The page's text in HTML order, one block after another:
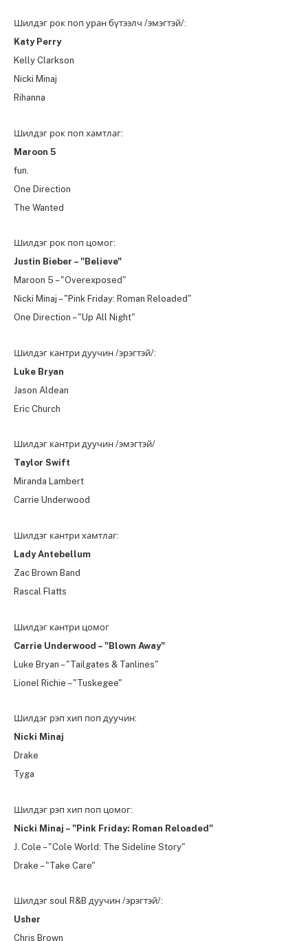
Шилдэг рок поп уран бүтээлч /эмэгтэй/:
Katy Perry
Kelly Clarkson
Nicki Minaj
Rihanna
Шилдэг рок поп хамтлаг:
Maroon 5
fun.
One Direction
The Wanted
Шилдэг рок поп цомог:
Justin Bieber – "Believe"
Maroon 5 – "Overexposed"
Nicki Minaj – "Pink Friday: Roman Reloaded"
One Direction – "Up All Night"
Шилдэг кантри дуучин /эрэгтэй/:
Luke Bryan
Jason Aldean
Eric Church
Шилдэг кантри дуучин /эмэгтэй/
Taylor Swift
Miranda Lambert
Carrie Underwood
Шилдэг кантри хамтлаг:
Lady Antebellum
Zac Brown Band
Rascal Flatts
Шилдэг кантри цомог
Carrie Underwood – "Blown Away"
Luke Bryan – "Tailgates & Tanlines"
Lionel Richie – "Tuskegee"
Шилдэг рэп хип поп дуучин:
Nicki Minaj
Drake
Tyga
Шилдэг рэп хип поп цомог:
Nicki Minaj – "Pink Friday: Roman Reloaded"
J. Cole – "Cole World: The Sideline Story"
Drake – "Take Care"
Шилдэг soul R&B дуучин /эрэгтэй/:
Usher
Chris Brown